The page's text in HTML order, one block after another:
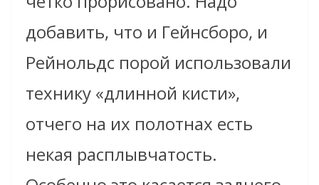
добавить, что и Гейнсборо, и
Рейнольдс порой использовали
технику «длинной кисти»,
отчего на их полотнах есть
некая расплывчатость.